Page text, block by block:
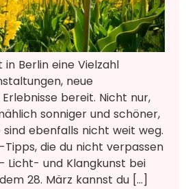
Berlin eine Vielzahl
neue
bereit. Nicht nur,
sonniger und schöner,
ebenfalls nicht weit weg.
Tipps, die du nicht verpassen
– Licht- und Klangkunst bei
dem 28. März kannst du […]